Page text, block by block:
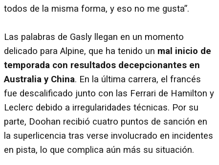
todos de la misma forma, y eso no me gusta”.
Las palabras de Gasly llegan en un momento
delicado para Alpine, que ha tenido un mal inicio de
temporada con resultados decepcionantes en
Australia y China. En la última carrera, el francés
fue descalificado junto con las Ferrari de Hamilton y
Leclerc debido a irregularidades técnicas. Por su
parte, Doohan recibió cuatro puntos de sanción en
la superlicencia tras verse involucrado en incidentes
en pista, lo que complica aún más su situación.